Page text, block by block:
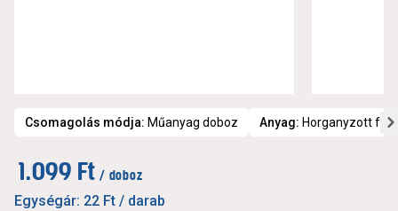
Csomagolás módja: Műanyag doboz Anyag: Horganyzott fém
1.099 Ft / doboz
Egységár: 22 Ft / darab